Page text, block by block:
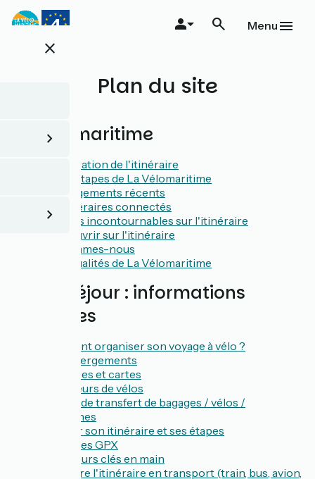
Aller
au
principalclose
Menu
Plan du site
La Vélomaritime
Présentation de l'itinéraire
Les 52 étapes de La Vélomaritime
Aménagements récents
Les itinéraires connectés
Les sites incontournables sur l'itinéraire
À découvrir sur l'itinéraire
Qui sommes-nous
Les actualités de La Vélomaritime
Avant séjour : informations
pratiques
Comment organiser son voyage à vélo ?
Les hébergements
Les guides et cartes
Les loueurs de vélos
Service de transfert de bagages / vélos /
personnes
Calculer son itinéraire et ses étapes
Les traces GPX
Les séjours clés en main
Rejoindre l'itinéraire en transport (train, bus, avion,